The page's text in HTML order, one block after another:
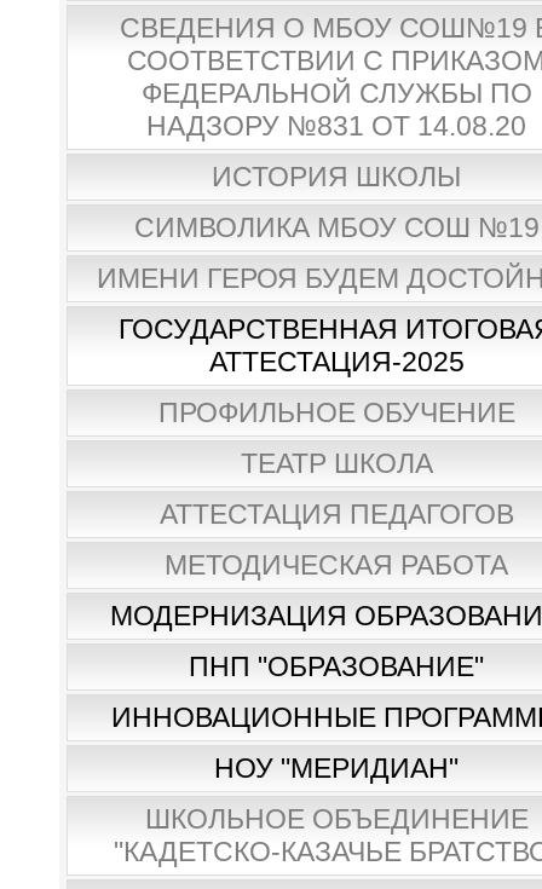
СВЕДЕНИЯ О МБОУ СОШ№19
СООТВЕТСТВИИ С
ФЕДЕРАЛЬНОЙ СЛУЖБЫ ПО
НАДЗОРУ №831 ОТ 14.08.20
ИСТОРИЯ ШКОЛЫ
СИМВОЛИКА МБОУ СОШ №19
ИМЕНИ ГЕРОЯ БУДЕМ
ГОСУДАРСТВЕННАЯ
АТТЕСТАЦИЯ-2025
ПРОФИЛЬНОЕ ОБУЧЕНИЕ
ТЕАТР ШКОЛА
АТТЕСТАЦИЯ ПЕДАГОГОВ
МЕТОДИЧЕСКАЯ РАБОТА
МОДЕРНИЗАЦИЯ
ПНП "ОБРАЗОВАНИЕ"
ИННОВАЦИОННЫЕ
НОУ "МЕРИДИАН"
ШКОЛЬНОЕ ОБЪЕДИНЕНИЕ
"КАДЕТСКО-КАЗАЧЬЕ